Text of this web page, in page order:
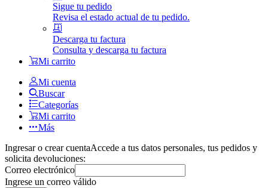
Sigue tu pedido
Revisa el estado actual de tu pedido.
Descarga tu factura
Consulta y descarga tu factura
Mi carrito
Mi cuenta
Buscar
Categorías
Mi carrito
Más
Ingresar o crear cuentaAccede a tus datos personales, tus pedidos y
solicita devoluciones:
Correo electrónico
Ingrese un correo válido